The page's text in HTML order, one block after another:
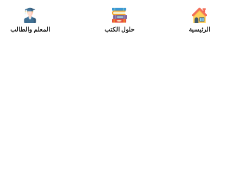
الرئيسية حلول الكتب المعلم والطالب